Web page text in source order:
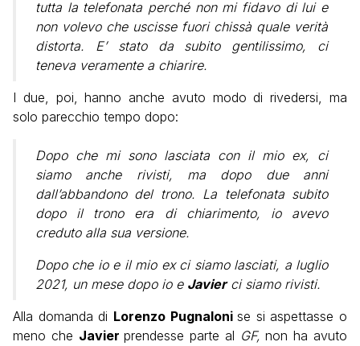
tutta la telefonata perché non mi fidavo di lui e
non volevo che uscisse fuori chissà quale verità
distorta. E’ stato da subito gentilissimo, ci
teneva veramente a chiarire.
I due, poi, hanno anche avuto modo di rivedersi, ma
solo parecchio tempo dopo:
Dopo che mi sono lasciata con il mio ex, ci
siamo anche rivisti, ma dopo due anni
dall’abbandono del trono. La telefonata subito
dopo il trono era di chiarimento, io avevo
creduto alla sua versione.
Dopo che io e il mio ex ci siamo lasciati, a luglio
2021, un mese dopo io e Javierci siamo rivisti.
Alla domanda di Lorenzo Pugnalonise si aspettasse o
meno che Javierprendesse parte al GF,non ha avuto